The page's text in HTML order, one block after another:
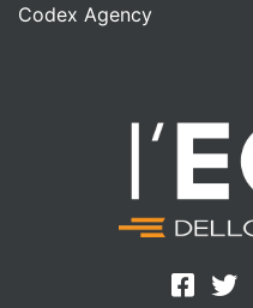
Codex Agency